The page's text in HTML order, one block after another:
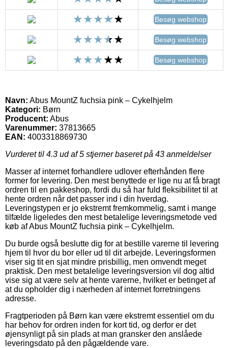
Besøg webshop
Besøg webshop
Besøg webshop
Navn: Abus MountZ fuchsia pink – Cykelhjelm
Kategori: Børn
Producent: Abus
Varenummer: 37813665
EAN: 4003318869730
Vurderet til 4.3 ud af 5 stjerner baseret på 43 anmeldelser
Masser af internet forhandlere udlover efterhånden flere
former for levering. Den mest benyttede er lige nu at få bragt
ordren til en pakkeshop, fordi du så har fuld fleksibilitet til at
hente ordren når det passer ind i din hverdag.
Leveringstypen er jo ekstremt fremkommelig, samt i mange
tilfælde ligeledes den mest betalelige leveringsmetode ved
køb af Abus MountZ fuchsia pink – Cykelhjelm.
Du burde også beslutte dig for at bestille varerne til levering
hjem til hvor du bor eller ud til dit arbejde. Leveringsformen
viser sig tit en sjat mindre prisbillig, men omvendt meget
praktisk. Den mest betalelige leveringsversion vil dog altid
vise sig at være selv at hente varerne, hvilket er betinget af
at du opholder dig i nærheden af internet forretningens
adresse.
Fragtperioden på Børn kan være ekstremt essentiel om du
har behov for ordren inden for kort tid, og derfor er det
øjensynligt på sin plads at man gransker den anslåede
leveringsdato på den pågældende vare.